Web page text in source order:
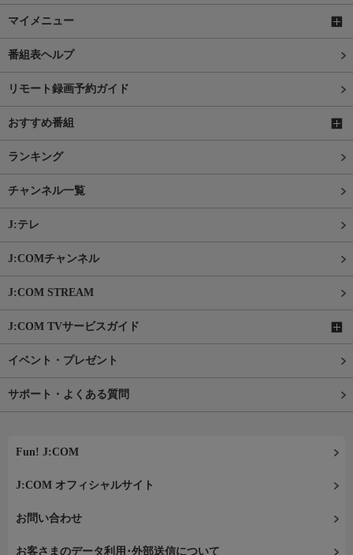
マイメニュー
番組表ヘルプ
リモート録画予約ガイド
おすすめ番組
ランキング
チャンネル一覧
J:テレ
J:COMチャンネル
J:COM STREAM
J:COM TVサービスガイド
イベント・プレゼント
サポート・よくある質問
Fun! J:COM
J:COM オフィシャルサイト
お問い合わせ
お客さまのデータ利用･外部送信について